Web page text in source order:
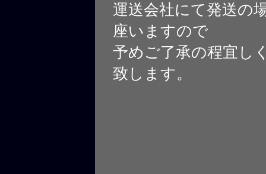
運送会社にて発送の
座いますので
予めご了承の程宜し
致します。